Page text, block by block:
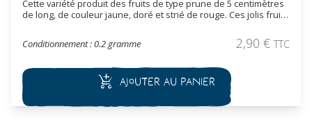
Cette variété produit des fruits de type prune de 5 centimètres
de long, de couleur jaune, doré et strié de rouge. Ces jolis fruits
elle est bien adaptée au région du nord à climat frais. Son gout
frais et fruité est très apprécié (régulièrement bien notée dans
Conditionnement : 0.2 gramme 2,90 € TTC
Ajouter au panier